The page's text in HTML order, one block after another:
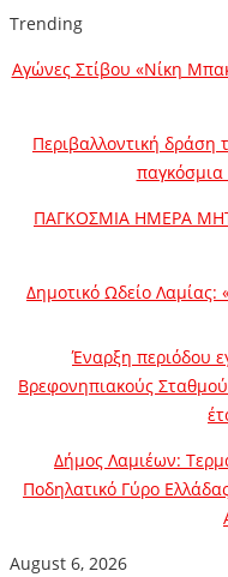
Trending
Αγώνες Στίβου «Νίκη
Περιβαλλοντική
παγκόσμια
ΠΑΓΚΟΣΜΙΑ ΗΜΕΡΑ
Δημοτικό Ωδείο
Έναρξη περιόδου
Βρεφονηπιακούς
Δήμος Λαμιέων:
Ποδηλατικό Γύρο
August 6, 2026